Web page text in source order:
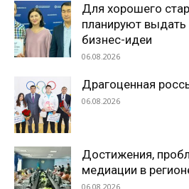
Для хорошего
планируют выдать
бизнес-идеи
06.08.2026
Драгоценная
06.08.2026
Достижения,
медиации в
06.08.2026